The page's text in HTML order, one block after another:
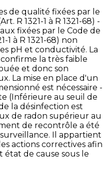
de qualité fixées par le
R 1321-1 à R 1321-68) -
fixées par le Code de
1 à R 1321-68) non
pH et conductivité. La
la très faible
et donc son
La mise en place d'un
est nécessaire -
(Inférieure au seuil de
la désinfection est
de radon supérieur au
de recontrôle a été
Il appartient
actions correctives afin
de cause sous le